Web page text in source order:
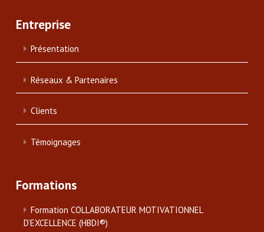
Entreprise
Présentation
Réseaux & Partenaires
Clients
Témoignages
Formations
Formation COLLABORATEUR MOTIVATIONNEL
D’EXCELLENCE (HBDI®)